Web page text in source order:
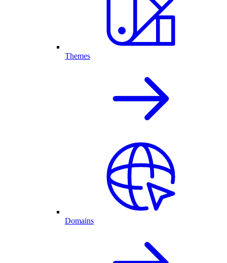
Themes
Domains